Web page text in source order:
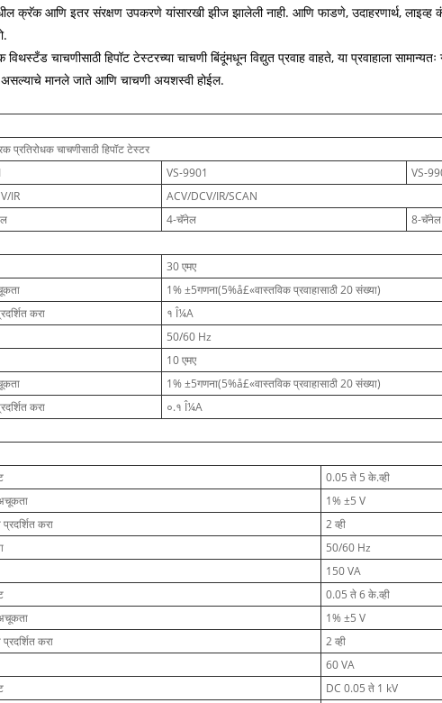
क्रॅक आणि इतर संरक्षण उपकरणे यांसारखी झीज झालेली नाही. आणि फाडणे, उदाहरणार्थ,
चाचणीसाठी हिपॉट टेस्टरच्या चाचणी बिंदूंमधून विद्युत प्रवाह वाहते, या प्रवाहाला
मानले जाते आणि चाचणी अयशस्वी होईल.
प्रतिरोधक चाचणीसाठी हिपॉट टेस्टर
VS-9901
VS-
IR
ACV/DCV/IR/SCAN
4-चॅनेल
8-चॅनेल
30 एमए
1% ±5गणना(5%å£«वास्तविक प्रवाहासाठी 20 संख्या)
करा
१ Î¼A
50/60 Hz
10 एमए
1% ±5गणना(5%å£«वास्तविक प्रवाहासाठी 20 संख्या)
करा
०.१ Î¼A
0.05 ते 5 के.व्ही
1% ±5 V
करा
2 व्ही
50/60 Hz
150 VA
0.05 ते 6 के.व्ही
1% ±5 V
करा
2 व्ही
60 VA
DC 0.05 ते 1 kV